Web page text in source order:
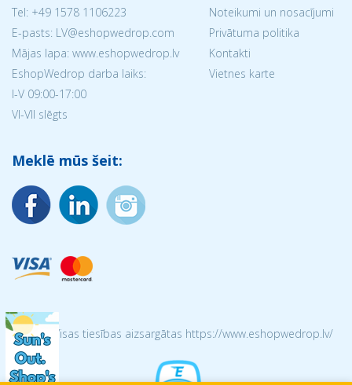
Tel: +49 1578 1106223
E-pasts: LV@eshopwedrop.com
Mājas lapa: www.eshopwedrop.lv
EshopWedrop darba laiks:
I-V 09:00-17:00
VI-VII slēgts
Noteikumi un nosacījumi
Privātuma politika
Kontakti
Vietnes karte
Meklē mūs šeit:
© 2026 Visas tiesības aizsargātas https://www.eshopwedrop.lv/